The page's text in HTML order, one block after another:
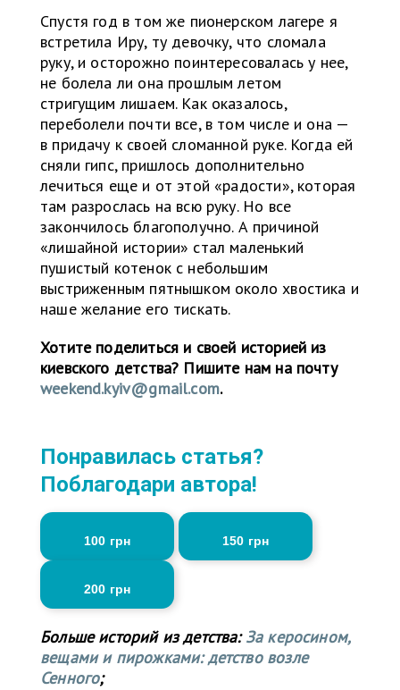
Спустя год в том же пионерском лагере я
встретила Иру, ту девочку, что сломала
руку, и осторожно поинтересовалась у нее,
не болела ли она прошлым летом
стригущим лишаем. Как оказалось,
переболели почти все, в том числе и она —
в придачу к своей сломанной руке. Когда ей
сняли гипс, пришлось дополнительно
лечиться еще и от этой «радости», которая
там разрослась на всю руку. Но все
закончилось благополучно. А причиной
«лишайной истории» стал маленький
пушистый котенок с небольшим
выстриженным пятнышком около хвостика и
наше желание его тискать.
Хотите поделиться и своей историей из
киевского детства? Пишите нам на почту
weekend.kyiv@gmail.com.
Понравилась статья?
Поблагодари автора!
100 грн 150 грн
200 грн
Больше историй из детства:За керосином,
вещами и пирожками: детство возле
Сенного;